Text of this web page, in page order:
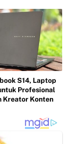
S14, Laptop
Profesional
Kreator Konten